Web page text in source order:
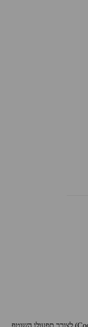
) לצורך תפעולו השוטף